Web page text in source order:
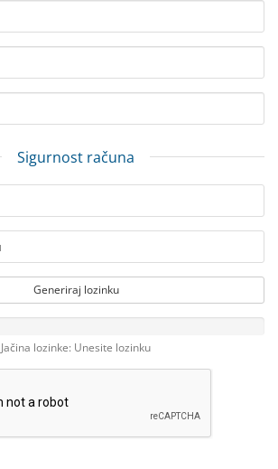
Sigurnost računa
Generiraj lozinku
Jačina lozinke: Unesite lozinku